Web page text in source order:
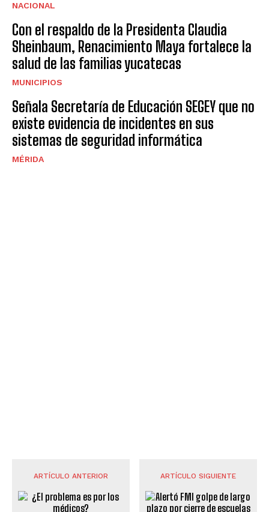
NACIONAL
Con el respaldo de la Presidenta Claudia
Sheinbaum, Renacimiento Maya fortalece la
salud de las familias yucatecas
MUNICIPIOS
Señala Secretaría de Educación SEGEY que no
existe evidencia de incidentes en sus
sistemas de seguridad informática
MÉRIDA
ARTÍCULO ANTERIOR ARTÍCULO SIGUIENTE